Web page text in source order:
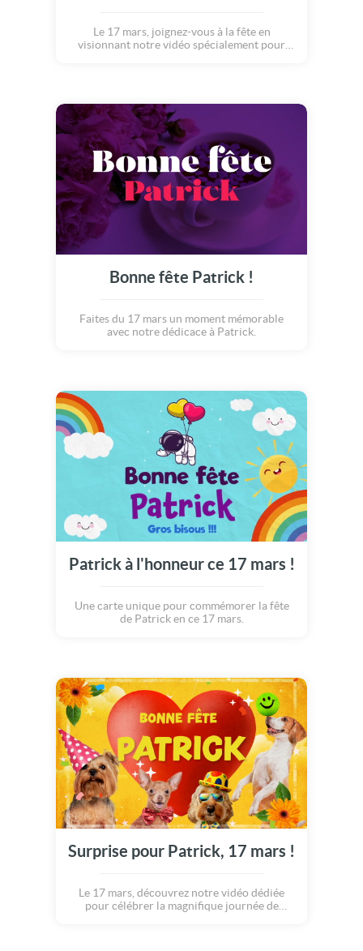
Le 17 mars, joignez-vous à la fête en
visionnant notre vidéo spécialement pour
Bonne fête Patrick !
Faites du 17 mars un moment mémorable
avec notre dédicace à Patrick.
Patrick à l'honneur ce 17 mars !
Une carte unique pour commémorer la fête
de Patrick en ce 17 mars.
Surprise pour Patrick, 17 mars !
Le 17 mars, découvrez notre vidéo dédiée
pour célébrer la magnifique journée de